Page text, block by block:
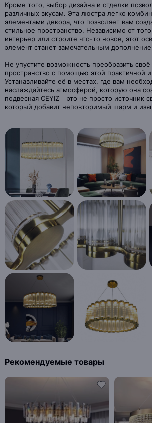
Кроме того, выбор дизайна и отделки
различных вкусам. Эта люстра легко
элементами декора, что позволяет вам
стильное пространство. Независимо от
интерьер или строите что-то новое, этот
элемент станет замечательным
Не упустите возможность преобразить
пространство с помощью этой практичной
Устанавливайте её в местах, где вам
наслаждайтесь атмосферой, которую она
подвесная CEYIZ – это не просто источник
который добавит неповторимый шарм и
Рекомендуемые товары